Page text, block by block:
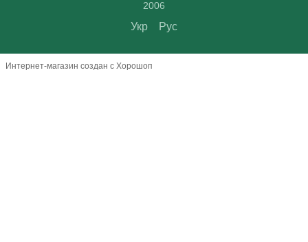
2006
Укр Рус
Интернет-магазин создан с Хорошоп